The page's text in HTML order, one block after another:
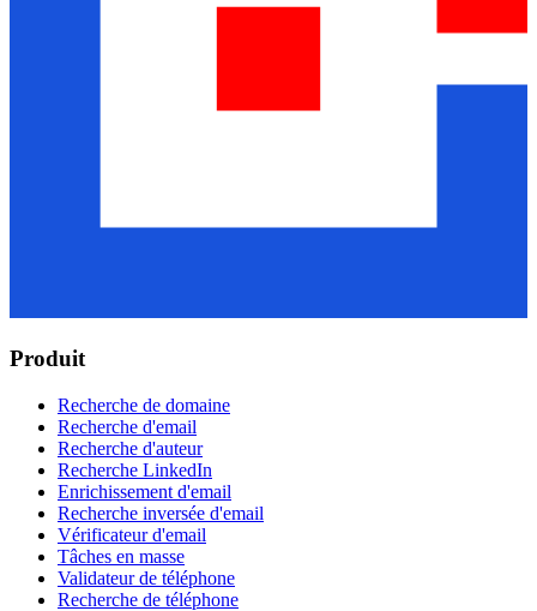
Produit
Recherche de domaine
Recherche d'email
Recherche d'auteur
Recherche LinkedIn
Enrichissement d'email
Recherche inversée d'email
Vérificateur d'email
Tâches en masse
Validateur de téléphone
Recherche de téléphone